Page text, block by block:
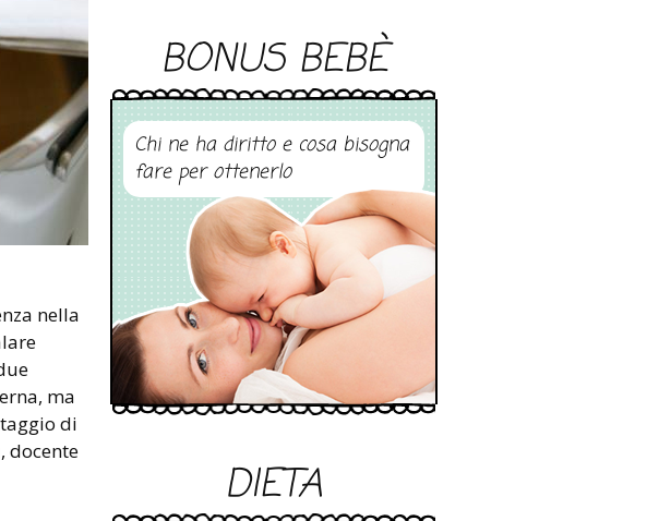
nella
ma
di
docente
BONUS BEBÈ
Chi ne ha diritto e cosa bisogna
fare per ottenerlo
DIETA